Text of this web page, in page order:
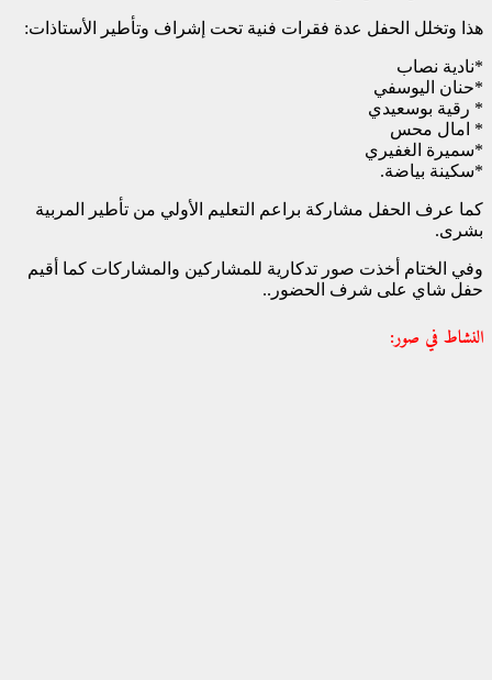
هذا وتخلل الحفل عدة فقرات فنية تحت إشراف وتأطير الأستاذات:
*نادية نصاب
*حنان اليوسفي
* رقية بوسعيدي
* امال محس
*سميرة الغفيري
*سكينة بياضة.
كما عرف الحفل مشاركة براعم التعليم الأولي من تأطير المربية
بشرى.
وفي الختام أخذت صور تدكارية للمشاركين والمشاركات كما أقيم
حفل شاي على شرف الحضور..
النشاط في صور: